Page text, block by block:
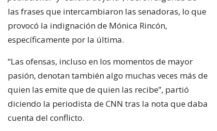
las frases que intercambiaron las senadoras, lo que
provocó la indignación de Mónica Rincón,
específicamente por la última.
“Las ofensas, incluso en los momentos de mayor
pasión, denotan también algo muchas veces más de
quien las emite que de quien las recibe”, partió
diciendo la periodista de CNN tras la nota que daba
cuenta del conflicto.